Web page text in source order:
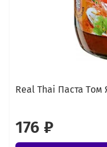
Real Thai Паста Tом
176 ₽